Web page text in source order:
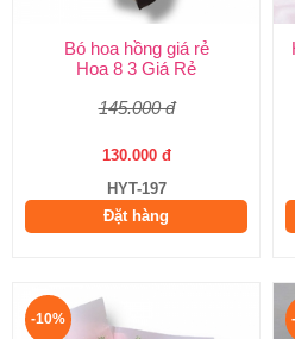
Bó hoa hồng giá rẻ
Hoa 8 3 Giá Rẻ
145.000 đ
130.000 đ
HYT-197
Đặt hàng
-10%